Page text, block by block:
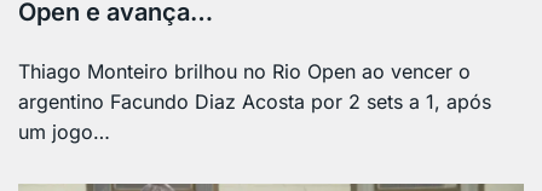
Open e avança…
Thiago Monteiro brilhou no Rio Open ao vencer o
argentino Facundo Diaz Acosta por 2 sets a 1, após
um jogo…